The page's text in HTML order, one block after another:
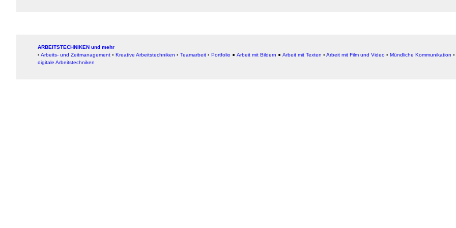
ARBEITSTECHNIKEN und mehr
▪ Arbeits- und Zeitmanagement ▪ Kreative Arbeitstechniken ▪ Teamarbeit ▪ Portfolio ● Arbeit mit Bildern ● Arbeit mit Texten ▪ Arbeit mit Film und Video ▪ Mündliche Kommunikation ▪
digitale Arbeitstechniken